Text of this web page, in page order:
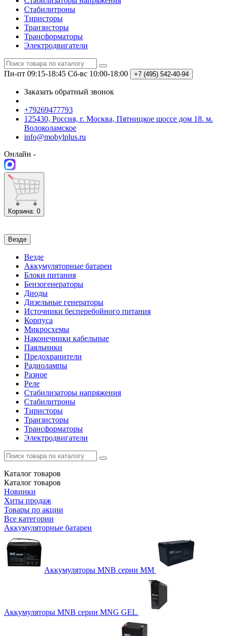
Стабилитроны
Тиристоры
Транзисторы
Трансформаторы
Электродвигатели
Пн-пт 09:15-18:45 Сб-вс 10:00-18:00 +7 (495) 542-40-94
Заказать обратный звонок
+79269477793
125430, Россия, г. Москва, Пятницкое шоссе дом 18. м.
Волоколамское
info@mobylplus.ru
Онлайн -
Корзина: 0
Везде
Везде
Аккумуляторные батареи
Блоки питания
Бензогенераторы
Диоды
Дизельные генераторы
Источники бесперебойного питания
Корпуса
Микросхемы
Наконечники кабельные
Паяльники
Предохранители
Радиолампы
Разное
Реле
Стабилизаторы напряжения
Стабилитроны
Тиристоры
Транзисторы
Трансформаторы
Электродвигатели
Каталог товаров
Каталог товаров
Новинки
Хиты продаж
Товары по акции
Все категории
Аккумуляторные батареи
Аккумуляторы MNB серии MM
Аккумуляторы MNB серии MNG GEL